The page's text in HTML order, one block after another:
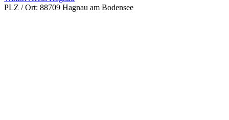
PLZ / Ort: 88709 Hagnau am Bodensee